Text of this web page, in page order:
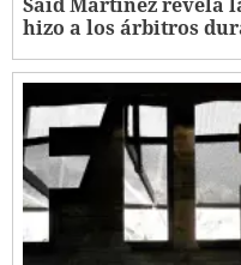
Saíd Martínez revela
hizo a los árbitros